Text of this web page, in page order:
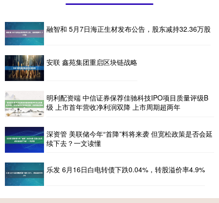
融智和 5月7日海正生材发布公告，股东减持32.36万股
安联 鑫苑集团重启区块链战略
明利配资端 中信证券保荐佳驰科技IPO项目质量评级B
级 上市首年营收净利润双降 上市周期超两年
深资管 美联储今年“首降”料将来袭 但宽松政策是否会延
续下去？一文读懂
乐发 6月16日白电转债下跌0.04%，转股溢价率4.9%